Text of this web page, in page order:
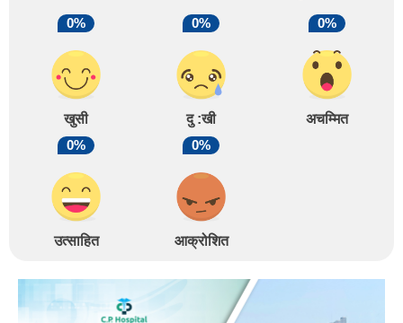
0%
खुसी
0%
दु :खी
0%
अचम्मित
0%
उत्साहित
0%
आक्रोशित